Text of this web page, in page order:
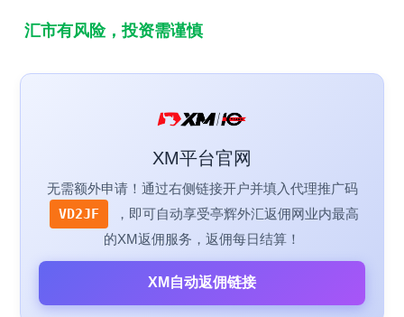
汇市有风险，投资需谨慎
XM平台官网
无需额外申请！通过右侧链接开户并填入代理推广码
VD2JF
，即可自动享受亭辉外汇返佣网业内最高
的XM返佣服务，返佣每日结算！
XM自动返佣链接